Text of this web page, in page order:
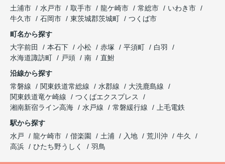
土浦市
水戸市 取手市 龍ケ崎市 常総市
いわき市
牛久市
石岡市 東茨城郡茨城町
つくば市
町名から探す
大字前田
本石下 小松 赤塚 平須町
白羽
水海道諏訪町
戸頭 南
直鮒
沿線から探す
常磐線
関東鉄道常総線 水郡線
大洗鹿島線
関東鉄道竜ケ崎線
つくばエクスプレス
湘南新宿ライン高海
水戸線 常磐緩行線
上毛電鉄
駅から探す
水戸
龍ケ崎市 偕楽園 土浦 入地 荒川沖
牛久
高浜
ひたち野うしく 羽鳥